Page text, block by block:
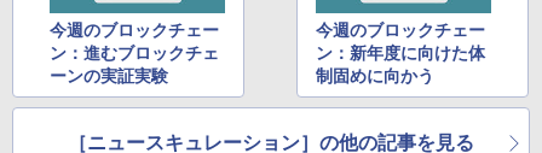
今週のブロックチェー
ン：進むブロックチェ
ーンの実証実験
今週のブロックチェー
ン：新年度に向けた体
制固めに向かう
［ニュースキュレーション］の他の記事を見る